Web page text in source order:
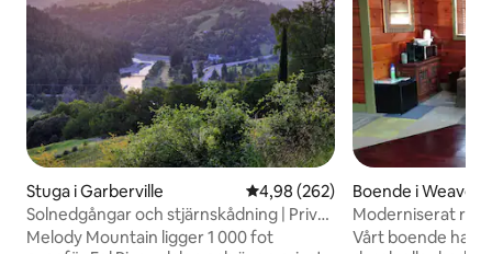
Stuga i Garberville 4,98 av 5 i genomsnittligt
4,98 (262)
Solnedgångar och stjärnskådning | Privat
och konstnärligt | Bubbelpool!
Melody Mountain ligger 1 000 fot
Boende i
Moderniserat
Weaverville
Vårt boende har